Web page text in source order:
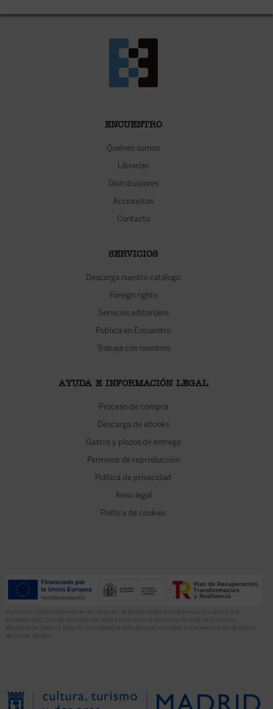
ENCUENTRO
Quiénes somos
Librerías
Distribuidores
Accionistas
Contacto
SERVICIOS
Descarga nuestro catálogo
Foreign rights
Servicios editoriales
Publica en Encuentro
Trabaja con nosotros
AYUDA E INFORMACIÓN LEGAL
Proceso de compra
Descarga de ebooks
Gastos y plazos de entrega
Permisos de reproducción
Política de privacidad
Aviso legal
Política de cookies
El proyecto “Implementación de herramientas de Gestión Editorial en Ediciones Encuentro, S.A.
anualidad 2022” ha sido financiado por la Dirección General del Libro y Fomento de la Lectura,
Ministerio de Cultura y Deporte. La finalidad de este apoyo es contribuir a la modernización de pymes
del sector del libro.